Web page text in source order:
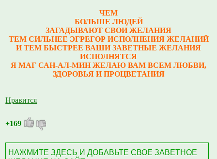
ЧЕМ
БОЛЬШЕ ЛЮДЕЙ
ЗАГАДЫВАЮТ СВОИ ЖЕЛАНИЯ
ТЕМ СИЛЬНЕЕ ЭГРЕГОР ИСПОЛНЕНИЯ ЖЕЛАНИЙ
И ТЕМ БЫСТРЕЕ ВАШИ ЗАВЕТНЫЕ ЖЕЛАНИЯ
ИСПОЛНЯТСЯ
Я МАГ САН-АЛ-МИН ЖЕЛАЮ ВАМ ВСЕМ ЛЮБВИ,
ЗДОРОВЬЯ И ПРОЦВЕТАНИЯ
Нравится
+169
НАЖМИТЕ ЗДЕСЬ И ДОБАВЬТЕ СВОЕ ЗАВЕТНОЕ